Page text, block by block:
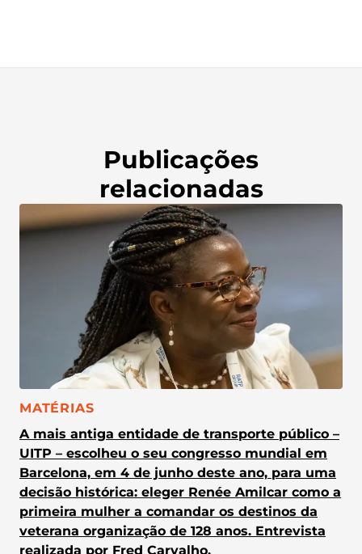
Publicações
relacionadas
CATEGORIA:
MATÉRIAS
A mais antiga entidade de transporte público –
UITP – escolheu o seu congresso mundial em
Barcelona, em 4 de junho deste ano, para uma
decisão histórica: eleger Renée Amilcar como a
primeira mulher a comandar os destinos da
veterana organização de 128 anos. Entrevista
realizada por Fred Carvalho.